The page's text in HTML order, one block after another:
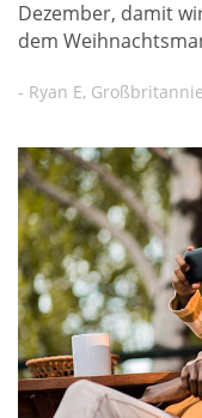
Dezember, damit
dem
- Ryan E,